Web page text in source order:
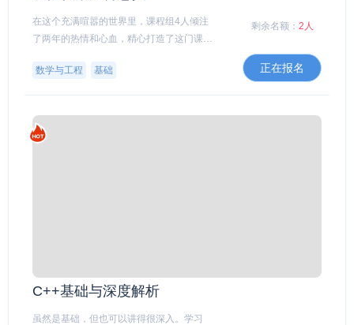
正在报名
在这个充满喧嚣的世界里，课程组4人倾注
了两年的热情和心血，精心打造了这门课
数学与工程
基础
剩余名额： 2人
C++基础与深度解析
虽然是基础，但也可以讲得很深入。学习